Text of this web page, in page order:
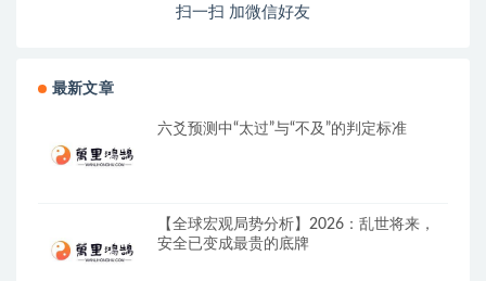
扫一扫 加微信好友
最新文章
六爻预测中“太过”与“不及”的判定标准
【全球宏观局势分析】2026：乱世将来，
安全已变成最贵的底牌